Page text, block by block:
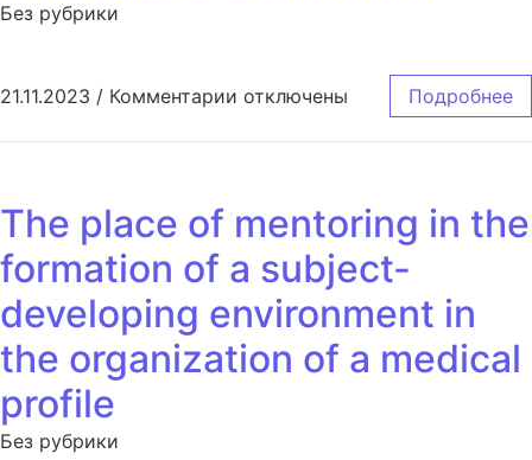
Без рубрики
21.11.2023 / Комментарии к записи Characteristics of
отключены Подробнее
The place of mentoring in the
formation of a subject-
developing environment in
the organization of a medical
profile
Без рубрики